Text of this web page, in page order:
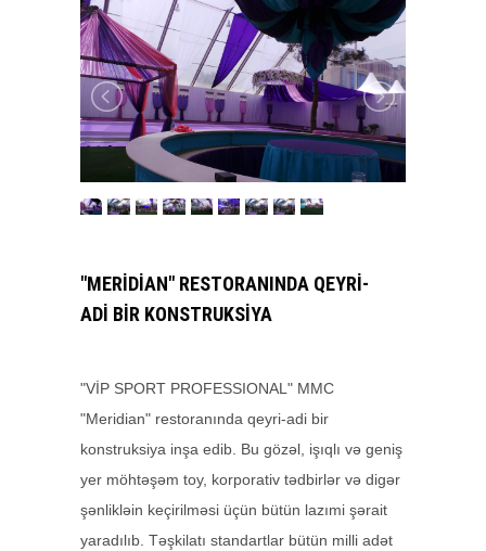
"MERIDIAN" RESTORANINDA QEYRI-
ADI BIR KONSTRUKSIYA
"VİP SPORT PROFESSIONAL" MMC
"Meridian" restoranında qeyri-adi bir
konstruksiya inşa edib. Bu gözəl, işıqlı və geniş
yer möhtəşəm toy, korporativ tədbirlər və digər
şənlikləin keçirilməsi üçün bütün lazımi şərait
yaradılıb. Təşkilatı standartlar bütün milli adət